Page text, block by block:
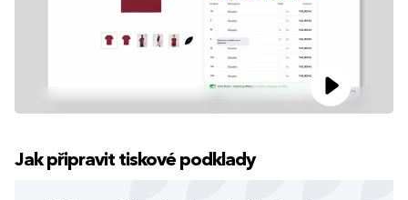
Jak připravit tiskové podklady